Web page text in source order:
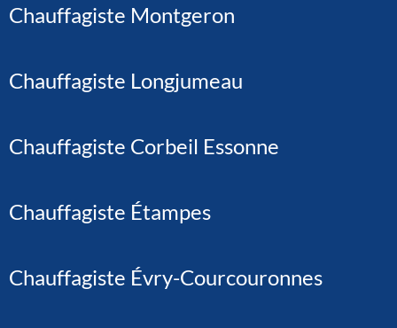
Chauffagiste Montgeron
Chauffagiste Longjumeau
Chauffagiste Corbeil Essonne
Chauffagiste Étampes
Chauffagiste Évry-Courcouronnes